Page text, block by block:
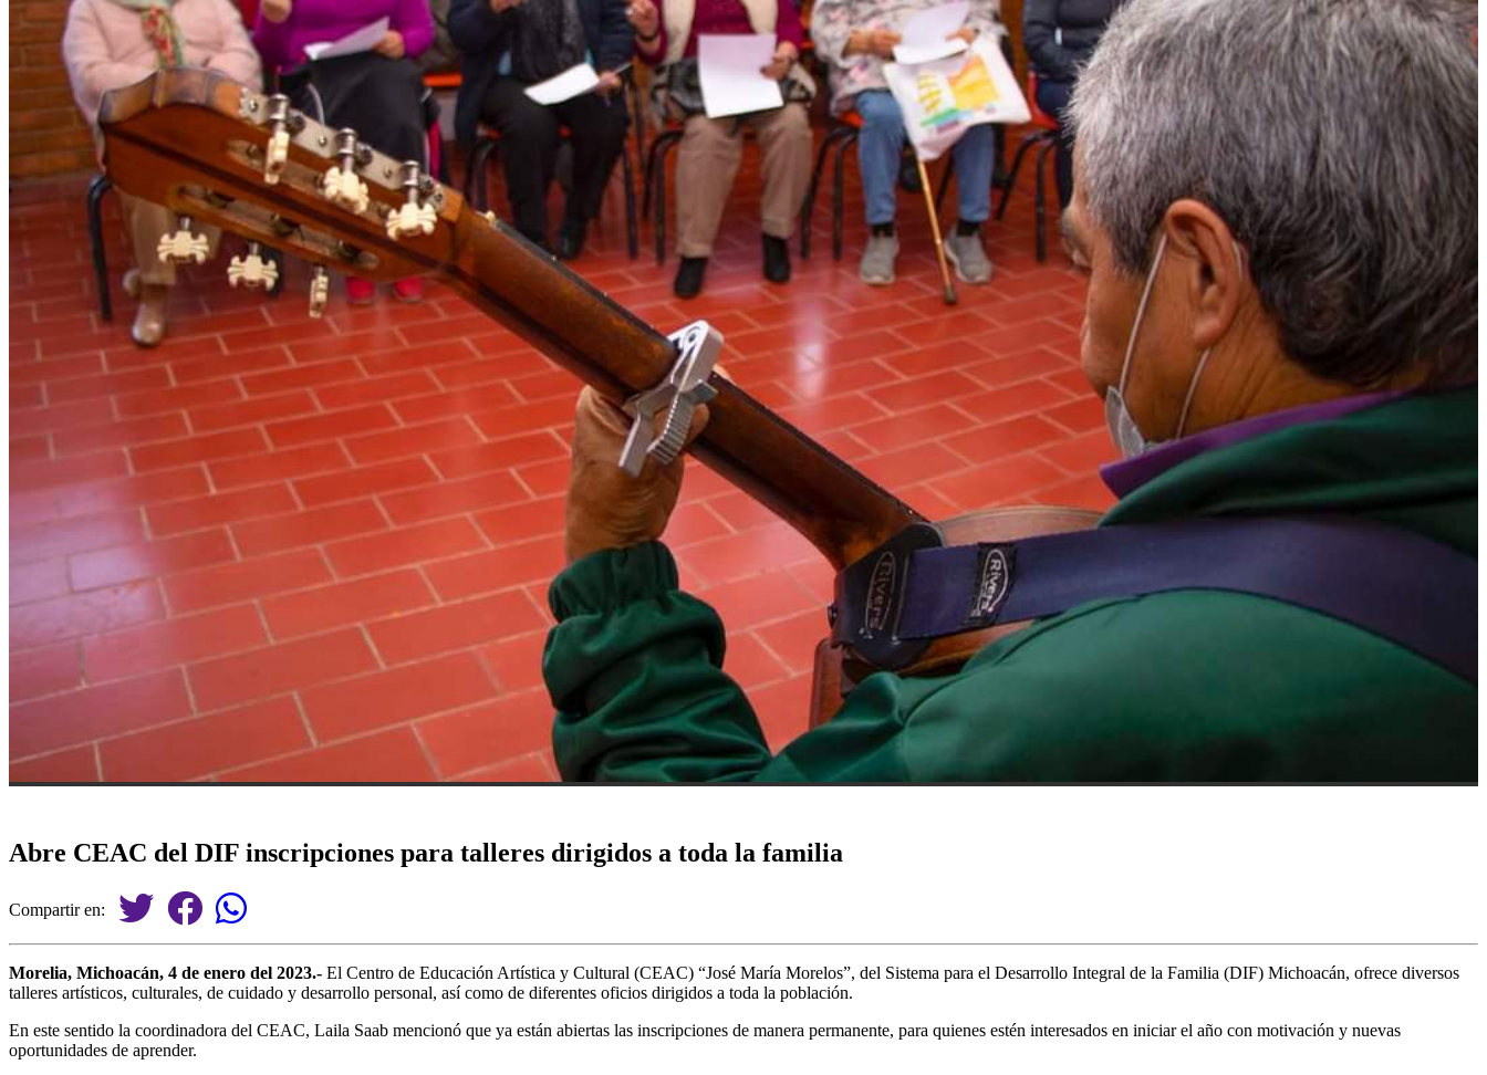
Abre CEAC del DIF inscripciones para talleres dirigidos a toda la familia
Compartir en:
Morelia, Michoacán, 4 de enero del 2023.- El Centro de Educación Artística y Cultural (CEAC) “José María Morelos”, del Sistema para el Desarrollo Integral de la Familia (DIF) Michoacán, ofrece diversos
talleres artísticos, culturales, de cuidado y desarrollo personal, así como de diferentes oficios dirigidos a toda la población.
En este sentido la coordinadora del CEAC, Laila Saab mencionó que ya están abiertas las inscripciones de manera permanente, para quienes estén interesados en iniciar el año con motivación y nuevas
oportunidades de aprender.